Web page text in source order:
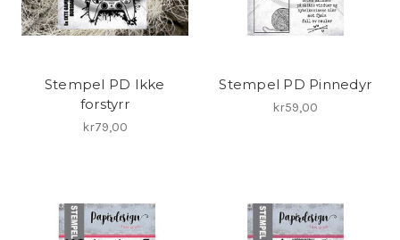
Stempel PD Ikke
forstyrr
kr79,00
Stempel PD Pinnedyr
kr59,00